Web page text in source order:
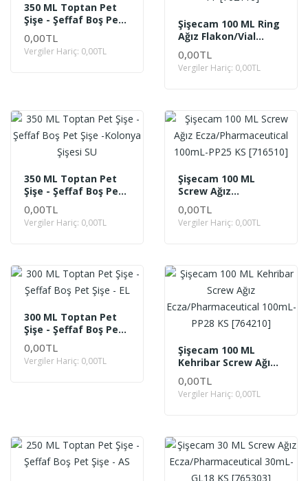
350 ML Toptan Pet
Şişe - Şeffaf Boş Pet
Şişe - NU
0,00TL
Vergiler Hariç: 0,00TL
Şişecam 100 ML Ring
Ağız Flakon/Vial
100mL-DIN8362-4 F
[702110]
0,00TL
Vergiler Hariç: 0,00TL
350 ML Toptan Pet
Şişe - Şeffaf Boş Pet
Şişe -Kolonya Şişesi
SU
0,00TL
Vergiler Hariç: 0,00TL
Şişecam 100 ML
Screw Ağız
Ecza/Pharmaceutical
100mL-PP25 KS
[716510]
0,00TL
Vergiler Hariç: 0,00TL
300 ML Toptan Pet
Şişe - Şeffaf Boş Pet
Şişe - EL
0,00TL
Vergiler Hariç: 0,00TL
Şişecam 100 ML
Kehribar Screw Ağız
Ecza/Pharmaceutical
100mL-PP28 KS
[764210]
0,00TL
Vergiler Hariç: 0,00TL